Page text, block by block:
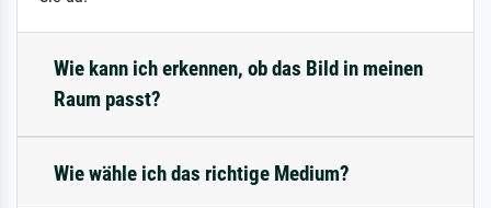
Wie kann ich erkennen, ob das Bild in meinen
Raum passt?
Wie wähle ich das richtige Medium?